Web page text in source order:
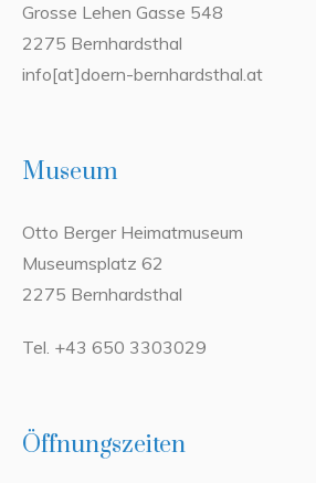
Grosse Lehen Gasse 548
2275 Bernhardsthal
info[at]doern-bernhardsthal.at
Museum
Otto Berger Heimatmuseum
Museumsplatz 62
2275 Bernhardsthal
Tel. +43 650 3303029
Öffnungszeiten